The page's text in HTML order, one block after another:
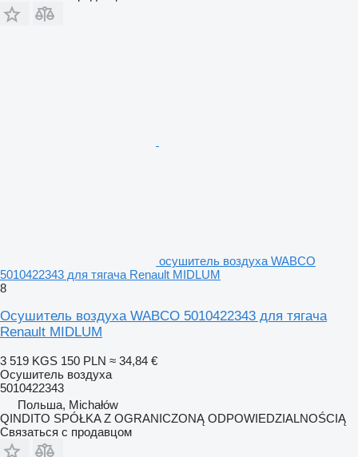
осушитель воздуха WABCO
5010422343 для тягача Renault MIDLUM
8
Осушитель воздуха WABCO 5010422343 для тягача
Renault MIDLUM
3 519 KGS 150 PLN ≈ 34,84 €
Осушитель воздуха
5010422343
Польша, Michałów
QINDITO SPÓŁKA Z OGRANICZONĄ ODPOWIEDZIALNOŚCIĄ
Связаться с продавцом